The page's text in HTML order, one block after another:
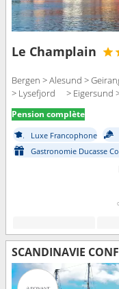
Le Champlain
Bergen > Alesund >
> Lysefjord > Eigersund
Pension complète
Luxe Francophone
Gastronomie Ducasse
SCANDINAVIE